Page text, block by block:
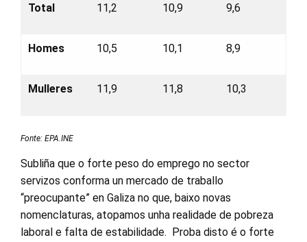
Total 11,2 10,9 9,6
Homes 10,5 10,1 8,9
Mulleres 11,9 11,8 10,3
Fonte: EPA.INE
Subliña que o forte peso do emprego no sector
servizos conforma un mercado de traballo
“preocupante” en Galiza no que, baixo novas
nomenclaturas, atopamos unha realidade de pobreza
laboral e falta de estabilidade. Proba disto é o forte